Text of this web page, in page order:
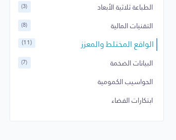
الطباعة ثلاثية الأبعاد (3)
التقنيات المالية (8)
الواقع المختلط والمعزز (11)
البيانات الضخمة (7)
الحواسيب الكمومية
ابتكارات الفضاء